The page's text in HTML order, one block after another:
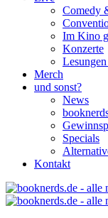
Comedy
Im Kino
Konzerte
Merch
und sonst?
News
Specials
Kontakt